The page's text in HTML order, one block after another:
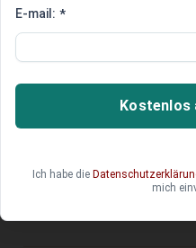
Irland gerät
Ein irisches Werk
an einen russischen
laut Recherchen in der
ausgerechnet kurz vor
Ratspräsidentschaft.
E-mail: *
Kostenlos
Ich habe die
mich